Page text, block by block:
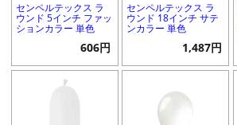
センペルテックス ラ
ウンド 5インチ ファッ
ションカラー 単色
606円
センペルテックス ラ
ウンド 18インチ サテ
ンカラー 単色
1,487円